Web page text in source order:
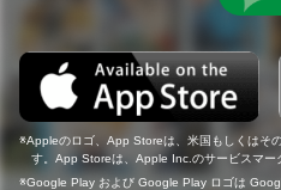
Appleのロゴ、App Storeは、米国もしくはそ
す。App Storeは、Apple Inc.のサービスマー
Google Play および Google Play ロゴは